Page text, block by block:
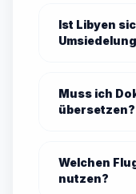
Ist Libyen
Muss ich
übersetzen?
Welchen
nutzen?